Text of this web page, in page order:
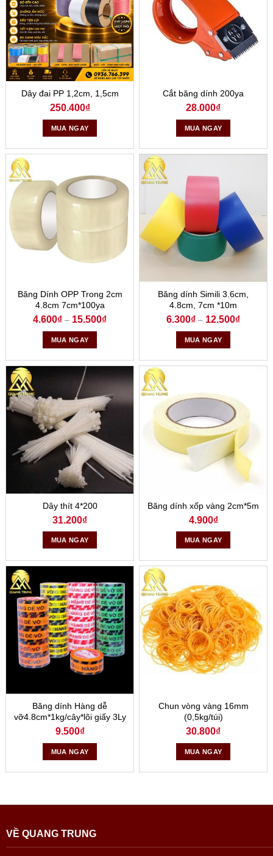
nhiều lĩnh vực khác nhau.
Dây đai PP 1,2cm, 1,5cm
250.400₫
MUA NGAY
Cắt băng dính 200ya
28.000₫
MUA NGAY
Băng Dính OPP Trong 2cm
4.8cm 7cm*100ya
4.600₫ – 15.500₫
MUA NGAY
Băng dính Simili 3.6cm,
4.8cm, 7cm *10m
6.300₫ – 12.500₫
MUA NGAY
Dây thít 4*200
31.200₫
MUA NGAY
Băng dính xốp vàng 2cm*5m
4.900₫
MUA NGAY
Băng dính Hàng dễ
vỡ4.8cm*1kg/cây*lõi giấy 3Ly
9.500₫
MUA NGAY
Chun vòng vàng 16mm
(0,5kg/túi)
30.800₫
MUA NGAY
VỀ QUANG TRUNG